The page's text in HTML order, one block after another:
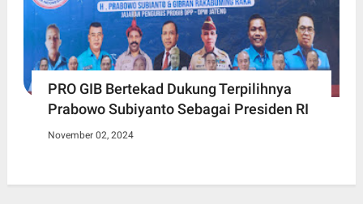
PRO GIB Bertekad Dukung Terpilihnya
Prabowo Subiyanto Sebagai Presiden RI
November 02, 2024